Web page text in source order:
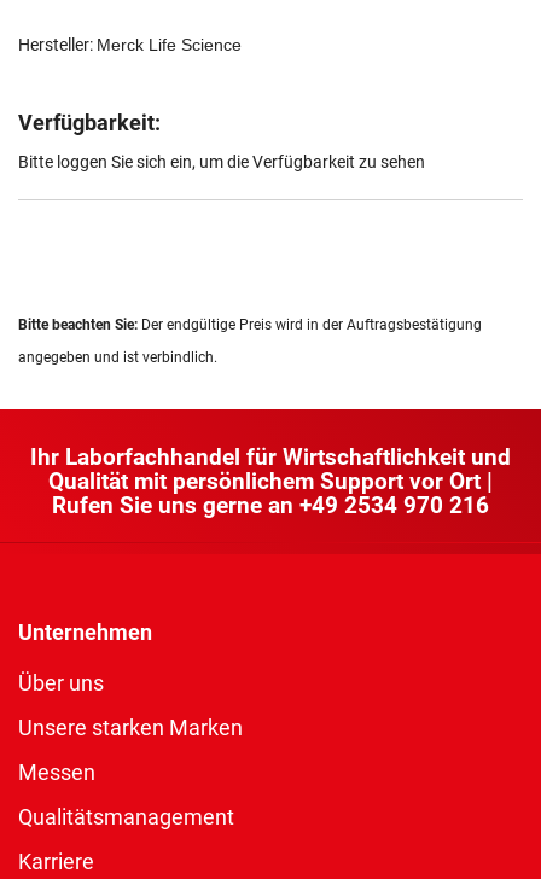
Hersteller: Merck Life Science
Verfügbarkeit:
Bitte loggen Sie sich ein, um die Verfügbarkeit zu sehen
Bitte beachten Sie: Der endgültige Preis wird in der Auftragsbestätigung
angegeben und ist verbindlich.
Ihr Laborfachhandel für Wirtschaftlichkeit und
Qualität mit persönlichem Support vor Ort |
Rufen Sie uns gerne an +49 2534 970 216
Unternehmen
Über uns
Unsere starken Marken
Messen
Qualitätsmanagement
Karriere